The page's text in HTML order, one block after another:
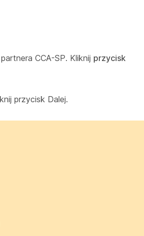
CCA-SP. Kliknij przycisk
przycisk Dalej.